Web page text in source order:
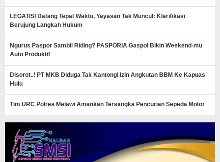
LEGATISI Datang Tepat Waktu, Yayasan Tak Muncul: Klarifikasi
Berujung Langkah Hukum
Ngurus Paspor Sambil Riding? PASPORIA Gaspol Bikin Weekend-mu
Auto Produktif
Disorot..! PT MKB Diduga Tak Kantongi Izin Angkutan BBM Ke Kapuas
Hulu
Tim URC Polres Melawi Amankan Tersangka Pencurian Sepeda Motor